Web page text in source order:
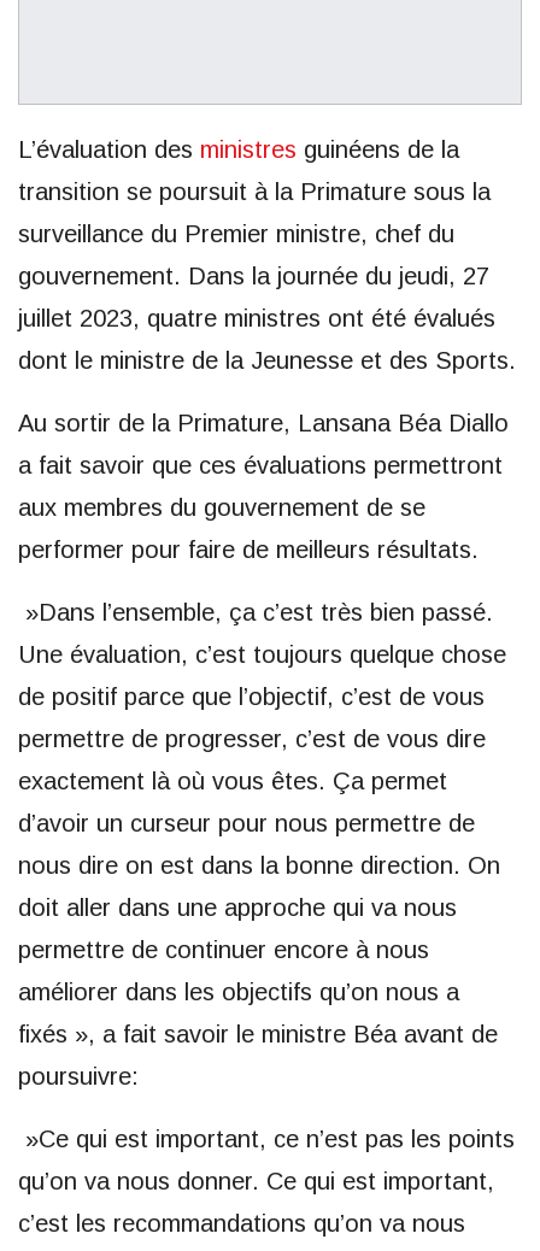
L’évaluation des ministres guinéens de la
transition se poursuit à la Primature sous la
surveillance du Premier ministre, chef du
gouvernement. Dans la journée du jeudi, 27
juillet 2023, quatre ministres ont été évalués
dont le ministre de la Jeunesse et des Sports.
Au sortir de la Primature, Lansana Béa Diallo
a fait savoir que ces évaluations permettront
aux membres du gouvernement de se
performer pour faire de meilleurs résultats.
»Dans l’ensemble, ça c’est très bien passé.
Une évaluation, c’est toujours quelque chose
de positif parce que l’objectif, c’est de vous
permettre de progresser, c’est de vous dire
exactement là où vous êtes. Ça permet
d’avoir un curseur pour nous permettre de
nous dire on est dans la bonne direction. On
doit aller dans une approche qui va nous
permettre de continuer encore à nous
améliorer dans les objectifs qu’on nous a
fixés », a fait savoir le ministre Béa avant de
poursuivre:
»Ce qui est important, ce n’est pas les points
qu’on va nous donner. Ce qui est important,
c’est les recommandations qu’on va nous